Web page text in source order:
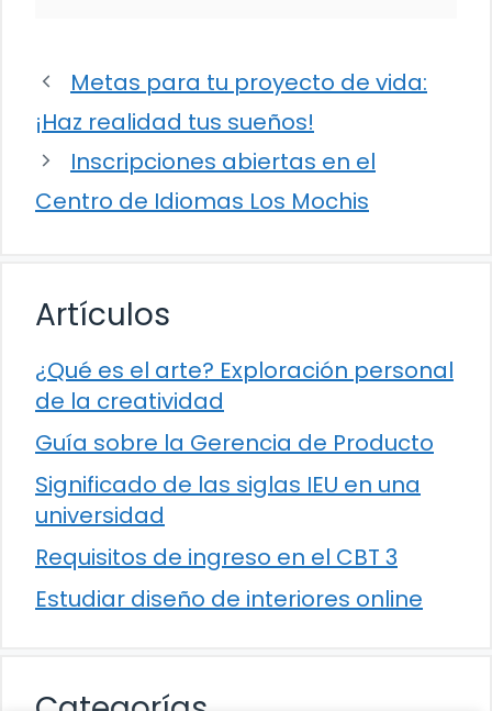
Metas para tu proyecto de vida:
¡Haz realidad tus sueños!
Inscripciones abiertas en el
Centro de Idiomas Los Mochis
Artículos
¿Qué es el arte? Exploración personal
de la creatividad
Guía sobre la Gerencia de Producto
Significado de las siglas IEU en una
universidad
Requisitos de ingreso en el CBT 3
Estudiar diseño de interiores online